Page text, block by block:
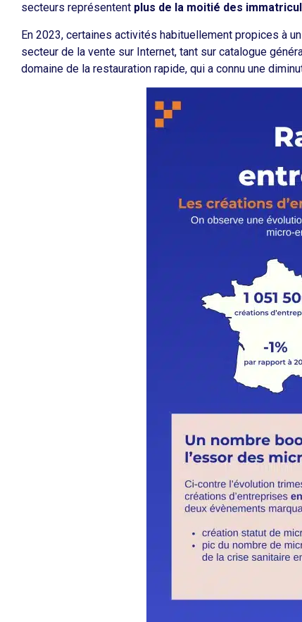
secteurs représentent plus de la moitié des
En 2023, certaines activités habituellement propices à
secteur de la vente sur Internet, tant sur catalogue
domaine de la restauration rapide, qui a connu une